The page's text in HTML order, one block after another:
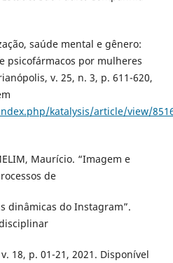
saúde mental e gênero:
psicofármacos por mulheres
v. 25, n. 3, p. 611-620,
katalysis/article/view/
Maurício. “Imagem e
de
dinâmicas do Instagram”.
18, p. 01-21, 2021. Disponível